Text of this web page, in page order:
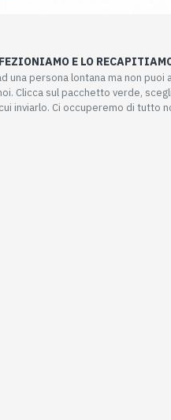
E LO
una persona lontana ma non
Clicca sul pacchetto verde,
inviarlo. Ci occuperemo di tutto